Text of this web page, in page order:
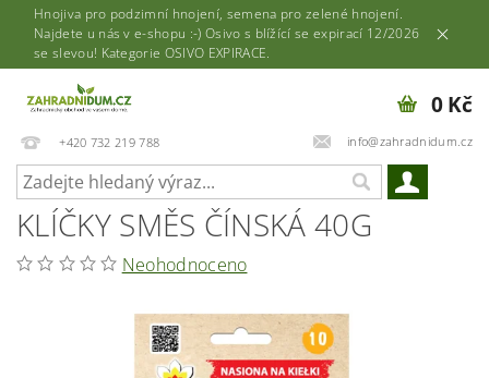
Hnojiva pro podzimní hnojení, semena pro zelené hnojení.
Najdete u nás v e-shopu :-) Osivo s blížící se expirací 12/2026
se slevou! Kategorie OSIVO EXPIRACE.
+420 732 219 788 info@zahradnidum.cz
0 Kč
KLÍČKY SMĚS ČÍNSKÁ 40G
Neohodnoceno